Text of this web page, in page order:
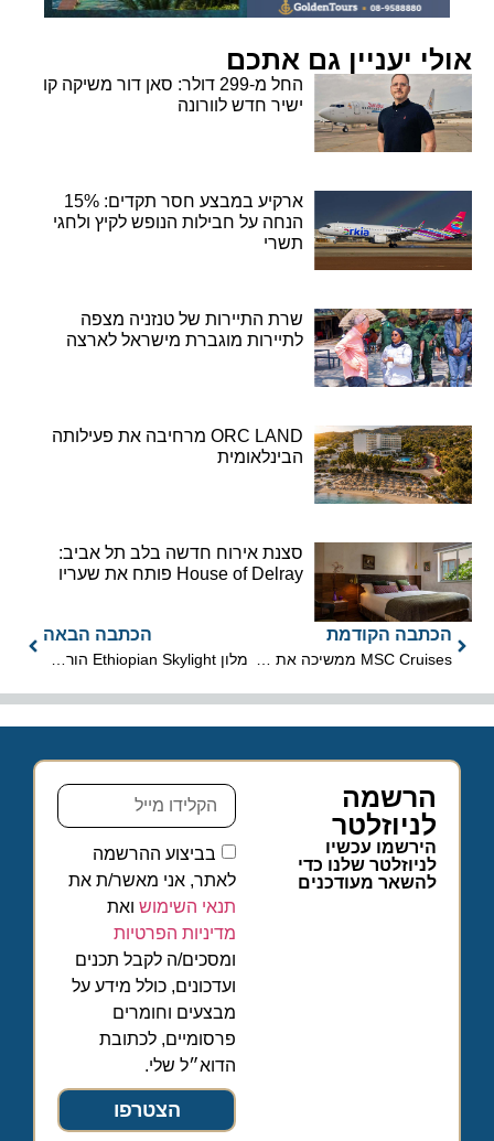
אולי יעניין גם אתכם
החל מ-299 דולר: סאן דור משיקה קו
ישיר חדש לוורונה
ארקיע במבצע חסר תקדים: 15%
הנחה על חבילות הנופש לקיץ ולחגי
תשרי
שרת התיירות של טנזניה מצפה
לתיירות מוגברת מישראל לארצה
ORC LAND מרחיבה את פעילותה
הבינלאומית
סצנת אירוח חדשה בלב תל אביב:
House of Delray פותח את שעריו
הכתבה הקודמת
MSC Cruises ממשיכה את שיתוף הפעולה עם Formula 1
הכתבה הבאה
מלון Ethiopian Skylight הורחב והושק בפתיחה חגיגית
הרשמה
לניוזלטר
הירשמו עכשיו
לניוזלטר שלנו כדי
להשאר מעודכנים
בביצוע ההרשמה
לאתר, אני מאשר/ת את
תנאי השימושואת
מדיניות הפרטיות
ומסכים/ה לקבל תכנים
ועדכונים, כולל מידע על
מבצעים וחומרים
פרסומיים, לכתובת
הדוא״ל שלי.
הצטרפו